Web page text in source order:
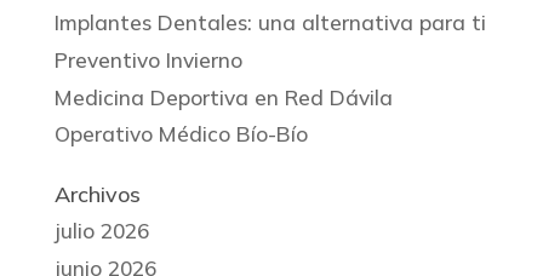
Implantes Dentales: una alternativa para ti
Preventivo Invierno
Medicina Deportiva en Red Dávila
Operativo Médico Bío-Bío
Archivos
julio 2026
junio 2026